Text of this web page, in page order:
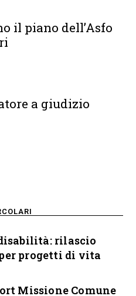
il piano dell’Asfo
a giudizio
rilascio
progetti di vita
Missione Comune